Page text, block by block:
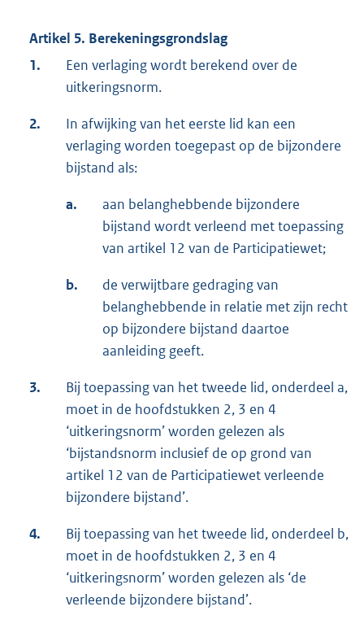
Artikel 5. Berekeningsgrondslag
1.
Een verlaging wordt berekend over de
uitkeringsnorm.
2.
In afwijking van het eerste lid kan een
verlaging worden toegepast op de bijzondere
bijstand als:
a.
aan belanghebbende bijzondere
bijstand wordt verleend met toepassing
van artikel 12 van de Participatiewet;
b.
de verwijtbare gedraging van
belanghebbende in relatie met zijn recht
op bijzondere bijstand daartoe
aanleiding geeft.
3.
Bij toepassing van het tweede lid, onderdeel a,
moet in de hoofdstukken 2, 3 en 4
‘uitkeringsnorm’ worden gelezen als
‘bijstandsnorm inclusief de op grond van
artikel 12 van de Participatiewet verleende
bijzondere bijstand’.
4.
Bij toepassing van het tweede lid, onderdeel b,
moet in de hoofdstukken 2, 3 en 4
‘uitkeringsnorm’ worden gelezen als ‘de
verleende bijzondere bijstand’.